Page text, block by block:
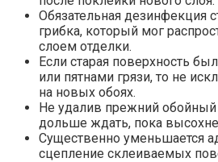
Обязательная дезинфекция
грибка, который мог
слоем отделки.
Если старая поверхность
или пятнами грязи, то не
на новых обоях.
Не удалив прежний обойный
дольше ждать, пока
Существенно уменьшается
сцепление склеиваемых